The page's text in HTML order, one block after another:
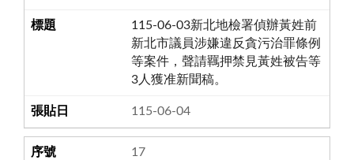
115-06-03新北地檢署偵辦黃姓前
新北市議員涉嫌違反貪污治罪條例
等案件，聲請羈押禁見黃姓被告等
3人獲准新聞稿。
115-06-04
17